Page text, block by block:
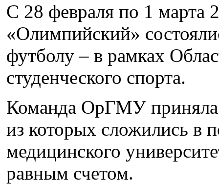
С 28 февраля по 1 марта
«Олимпийский»
футболу – в рамках
студенческого спорта.
Команда ОрГМУ приняла
из которых сложились в
медицинского
равным счетом.